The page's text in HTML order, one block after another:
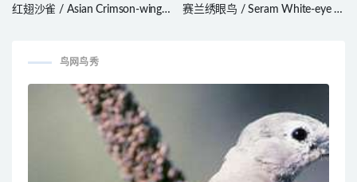
红翅沙雀 / Asian Crimson-winged
赛兰绣眼鸟 / Seram White-eye /
鸟网鸟秀